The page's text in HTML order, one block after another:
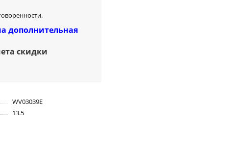
дополнительная
скидки
WV03039E
13.5